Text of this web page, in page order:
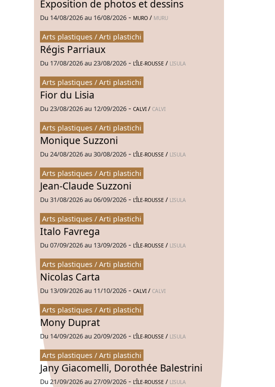
Exposition de photos et dessins
Du 14/08/2026 au 16/08/2026 - MURO / MURU
Arts plastiques / Arti plastichi
Régis Parriaux
Du 17/08/2026 au 23/08/2026 - L’ÎLE-ROUSSE / LISULA
Arts plastiques / Arti plastichi
Fior du Lisia
Du 23/08/2026 au 12/09/2026 - CALVI / CALVI
Arts plastiques / Arti plastichi
Monique Suzzoni
Du 24/08/2026 au 30/08/2026 - L’ÎLE-ROUSSE / LISULA
Arts plastiques / Arti plastichi
Jean-Claude Suzzoni
Du 31/08/2026 au 06/09/2026 - L’ÎLE-ROUSSE / LISULA
Arts plastiques / Arti plastichi
Italo Favrega
Du 07/09/2026 au 13/09/2026 - L’ÎLE-ROUSSE / LISULA
Arts plastiques / Arti plastichi
Nicolas Carta
Du 13/09/2026 au 11/10/2026 - CALVI / CALVI
Arts plastiques / Arti plastichi
Mony Duprat
Du 14/09/2026 au 20/09/2026 - L’ÎLE-ROUSSE / LISULA
Arts plastiques / Arti plastichi
Jany Giacomelli, Dorothée Balestrini
Du 21/09/2026 au 27/09/2026 - L’ÎLE-ROUSSE / LISULA